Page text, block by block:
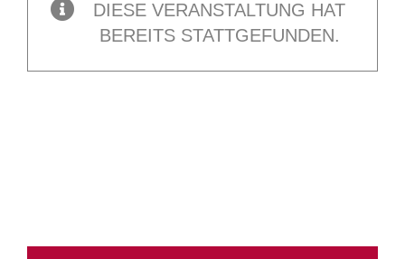
DIESE VERANSTALTUNG HAT
BEREITS STATTGEFUNDEN.